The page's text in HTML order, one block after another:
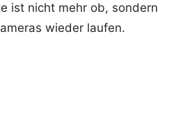
ist nicht mehr ob, sondern
wieder laufen.